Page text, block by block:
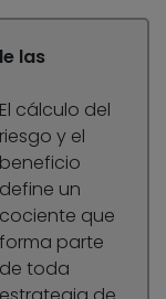
las
El cálculo del
riesgo y el
beneficio
define un
cociente que
forma parte
de toda